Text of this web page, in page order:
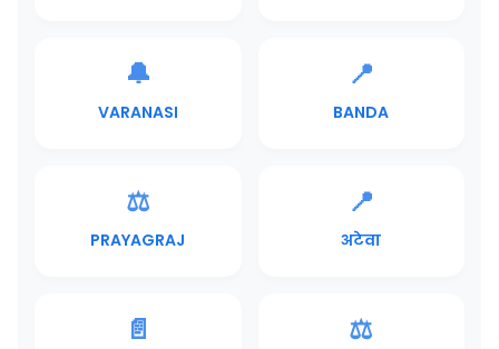
🔔
VARANASI
📍
BANDA
⚖️
PRAYAGRAJ
📍
अटेवा
📄 ⚖️